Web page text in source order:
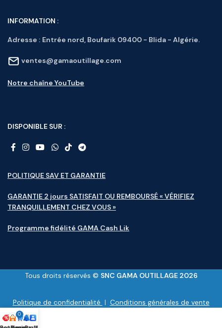
INFORMATION :
Adresse : Entrée nord, Boufarik 09400 - Blida - Algérie.
ventes@gamaoutillage.com
Notre chaîne YouTube
DISPONIBLE SUR :
POLITIQUE SAV ET GARANTIE
GARANTIE 2 jours SATISFAIT OU REMBOURSÉ « VÉRIFIEZ
TRANQUILLEMENT CHEZ VOUS »
Programme fidélité GAMA Cash Lik
Tous droits réservés © SNC GAMA OUTILLAGE 2026
Politique de confidentialité | Conditions générales de vente
0